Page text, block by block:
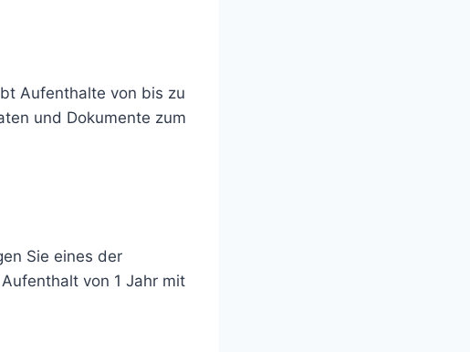
Aufenthalte von bis zu
und Dokumente zum
Sie eines der
von 1 Jahr mit